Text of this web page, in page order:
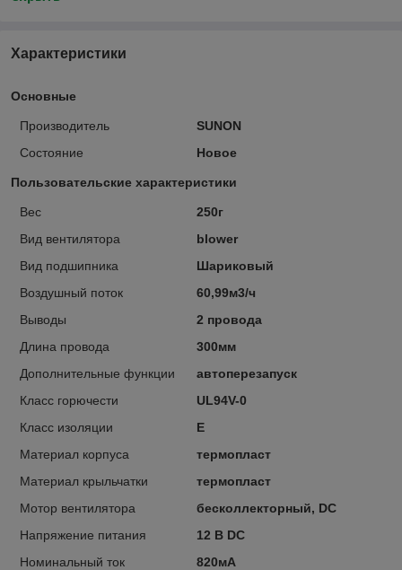
Характеристики
Основные
Производитель
SUNON
Состояние
Новое
Пользовательские характеристики
Вес
250г
Вид вентилятора
blower
Вид подшипника
Шариковый
Воздушный поток
60,99м3/ч
Выводы
2 провода
Длина провода
300мм
Дополнительные функции
автоперезапуск
Класс горючести
UL94V-0
Класс изоляции
E
Материал корпуса
термопласт
Материал крыльчатки
термопласт
Мотор вентилятора
бесколлекторный, DC
Напряжение питания
12 В DC
Номинальный ток
820мА